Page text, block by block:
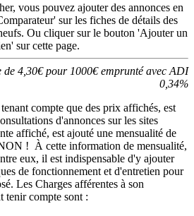
vous pouvez ajouter des annonces en
sur les fiches de détails des
Ou cliquer sur le bouton 'Ajouter un
sur cette page.
de 4,30€ pour 1000€ emprunté avec ADI
0,34%
compte que des prix affichés, est
d'annonces sur les sites
affiché, est ajouté une mensualité de
! À cette information de mensualité,
eux, il est indispensable d'y ajouter
de fonctionnement et d'entretien pour
Les Charges afférentes à son
tenir compte sont :